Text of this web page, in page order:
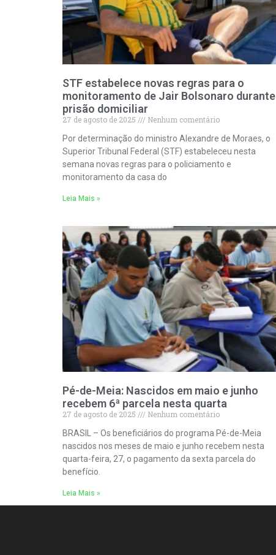
STF estabelece novas regras para o
monitoramento de Jair Bolsonaro durante
prisão domiciliar
27 de agosto de 2025
Nenhum comentário
Por determinação do ministro Alexandre de Moraes, o
Superior Tribunal Federal (STF) estabeleceu nesta
semana novas regras para o policiamento e
monitoramento da casa do
Leia Mais »
Pé-de-Meia: Nascidos em maio e junho
recebem 6ª parcela nesta quarta
27 de agosto de 2025
Nenhum comentário
BRASIL – Os beneficiários do programa Pé-de-Meia
nascidos nos meses de maio e junho recebem nesta
quarta-feira, 27, o pagamento da sexta parcela do
benefício.
Leia Mais »